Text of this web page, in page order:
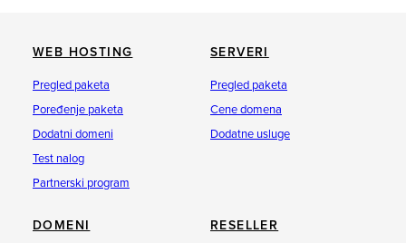
WEB HOSTING
Pregled paketa
Poređenje paketa
Dodatni domeni
Test nalog
Partnerski program
SERVERI
Pregled paketa
Cene domena
Dodatne usluge
DOMENI RESELLER